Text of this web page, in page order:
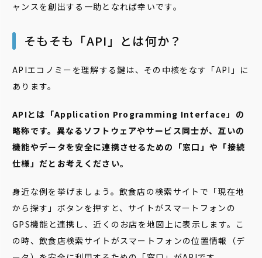
ャンスを創出する一助となれば幸いです。
そもそも「API」とは何か？
APIエコノミーを理解する鍵は、その中核をなす「API」に
あります。
APIとは「Application Programming Interface」の
略称です。異なるソフトウェアやサービス同士が、互いの
機能やデータを安全に連携させるための「窓口」や「接続
仕様」だとお考えください。
身近な例を挙げましょう。飲食店の検索サイトで「現在地
から探す」ボタンを押すと、サイトがスマートフォンの
GPS機能と連携し、近くのお店を地図上に表示します。こ
の時、飲食店検索サイトがスマートフォンの位置情報（デ